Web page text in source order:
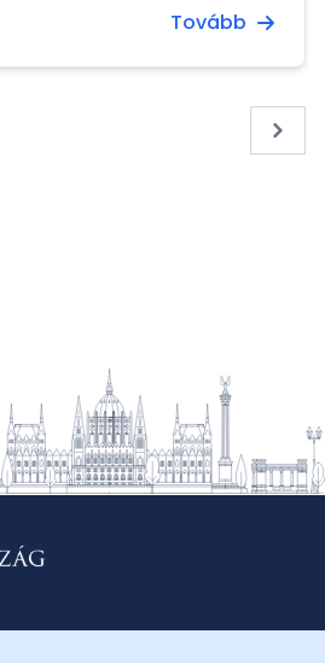
Tovább
Next